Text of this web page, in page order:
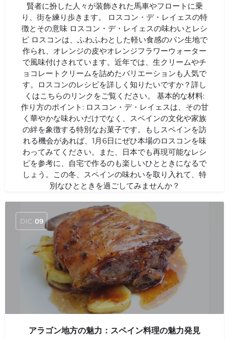
賢者に扮した人々が装飾された馬車やフロートに乗
り、街を練り歩きます。 ロスコン・デ・レイェスの特
徴とその意味 ロスコン・デ・レイェスの味わいとレシ
ピ ロスコンは、ふわふわとした軽い食感のパン生地で
作られ、オレンジの皮やオレンジフラワーウォーター
で風味付けされています。近年では、生クリームやチ
ョコレートクリームを詰めたバリエーションも人気で
す。ロスコンのレシピを詳しく知りたいですか？詳し
くはこちらのリンクをご覧ください。 基本的な材料:
作り方のポイント: ロスコン・デ・レイェスは、その甘
く華やかな味わいだけでなく、スペインの文化や家族
の絆を象徴する特別なお菓子です。もしスペインを訪
れる機会があれば、1月6日にぜひ本場のロスコンを味
わってみてください。また、日本でも再現可能なレシ
ピを参考に、自宅で作るのも楽しいひとときになるで
しょう。この冬、スペインの味わいを取り入れて、特
別なひとときを過ごしてみませんか？
DIC 09
アラゴン地方の魅力：スペイン料理の魅力発見